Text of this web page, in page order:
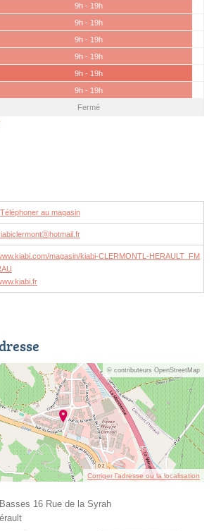
9h - 19h
9h - 19h
9h - 19h
9h - 19h
9h - 19h
9h - 19h
Fermé
Téléphoner au magasin
magasin/kiabi-CLERMONTL-HERAULT_FM
© contributeurs OpenStreetMap
Corriger l’adresse ou la localisation
16 Rue de la Syrah